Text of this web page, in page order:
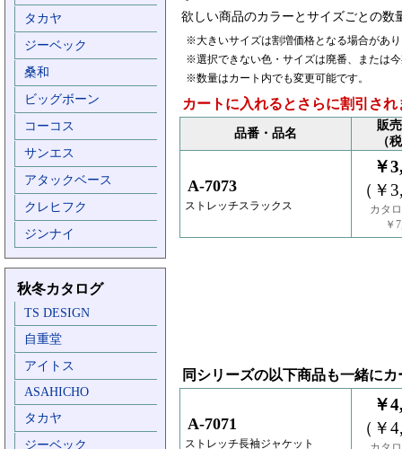
タカヤ
ジーベック
桑和
ビッグボーン
コーコス
サンエス
アタックベース
クレヒフク
ジンナイ
秋冬カタログ
TS DESIGN
自重堂
アイトス
ASAHICHO
タカヤ
ジーベック
欲しい商品のカラーとサイズごとの数
※大きいサイズは割増価格となる場合があ
※選択できない色・サイズは廃番、または
※数量はカート内でも変更可能です。
カートに入れるとさらに割引され
品番・品名
販
（
A-7073
ストレッチスラックス
￥
（￥
カタ
￥
同シリーズの以下商品も一緒に
A-7071
ストレッチ長袖ジャケット
￥
（￥